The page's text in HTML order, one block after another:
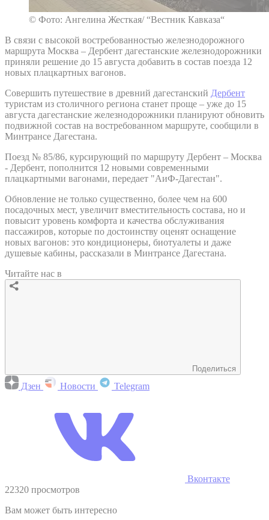
© Фото: Ангелина Жесткая/ “Вестник Кавказа“
В связи с высокой востребованностью железнодорожного
маршрута Москва – Дербент дагестанские железнодорожники
приняли решение до 15 августа добавить в состав поезда 12
новых плацкартных вагонов.
Совершить путешествие в древний дагестанский Дербент
туристам из столичного региона станет проще – уже до 15
августа дагестанские железнодорожники планируют обновить
подвижной состав на востребованном маршруте, сообщили в
Минтрансе Дагестана.
Поезд № 85/86, курсирующий по маршруту Дербент – Москва
- Дербент, пополнится 12 новыми современными
плацкартными вагонами, передает "АиФ-Дагестан".
Обновление не только существенно, более чем на 600
посадочных мест, увеличит вместительность состава, но и
повысит уровень комфорта и качества обслуживания
пассажиров, которые по достоинству оценят оснащение
новых вагонов: это кондиционеры, биотуалеты и даже
душевые кабины, рассказали в Минтрансе Дагестана.
Читайте нас в
Поделиться
Дзен Новости Telegram
Вконтакте
22320 просмотров
Вам может быть интересно